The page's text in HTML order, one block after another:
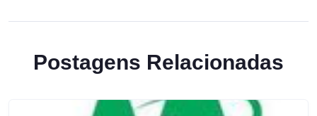
Postagens Relacionadas